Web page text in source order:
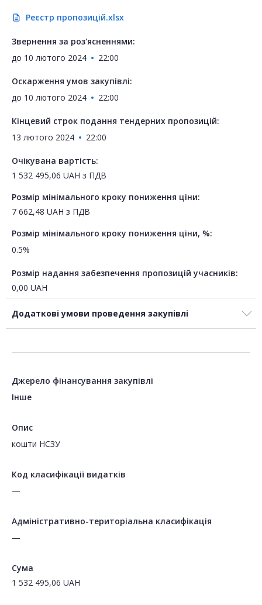
description Реєстр пропозицій.xlsx
Звернення за роз'ясненнями:
до 10 лютого 2024 22:00
Оскарження умов закупівлі:
до 10 лютого 2024 22:00
Кінцевий строк подання тендерних пропозицій:
13 лютого 2024
22:00
Очікувана вартість:
1 532 495,06 UAH з ПДВ
Розмір мінімального кроку пониження ціни:
7 662,48 UAH з ПДВ
Розмір мінімального кроку пониження ціни, %:
0.5%
Розмір надання забезпечення пропозицій учасників:
0,00 UAH
Додаткові умови проведення закупівлі
Джерело фінансування закупівлі
Інше
Опис
кошти НСЗУ
Код класифікації видатків
—
Адміністративно-територіальна класифікація
—
Сума
1 532 495,06 UAH